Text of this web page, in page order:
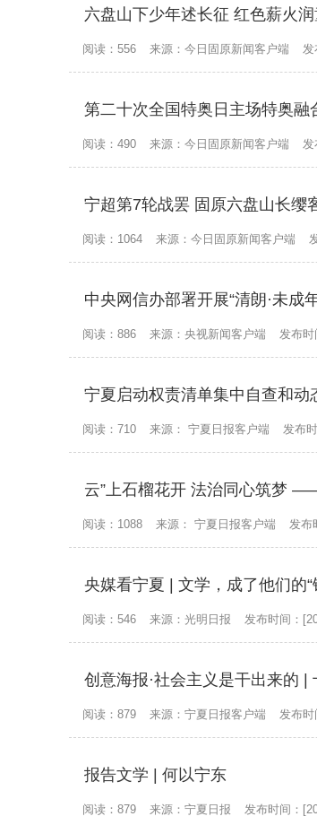
六盘山下少年述长征 红色薪火
阅读：556 来源：今日固原新闻客户端 发
第二十次全国特奥日主场特奥
阅读：490 来源：今日固原新闻客户端 发
宁超第7轮战罢 固原六盘山长缨
阅读：1064 来源：今日固原新闻客户端
中央网信办部署开展“清朗·未成
阅读：886 来源：央视新闻客户端 发布时
宁夏启动权责清单集中自查和动
阅读：710 来源： 宁夏日报客户端 发布
阅读：1088 来源： 宁夏日报客户端 发布
央媒看宁夏 | 文学，成了他们的“
阅读：546 来源：光明日报 发布时间：
阅读：879 来源：宁夏日报客户端 发布时
报告文学 | 何以宁东
阅读：879 来源：宁夏日报 发布时间：